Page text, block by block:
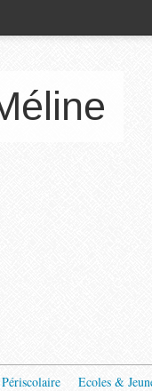
Périscolaire Ecoles &